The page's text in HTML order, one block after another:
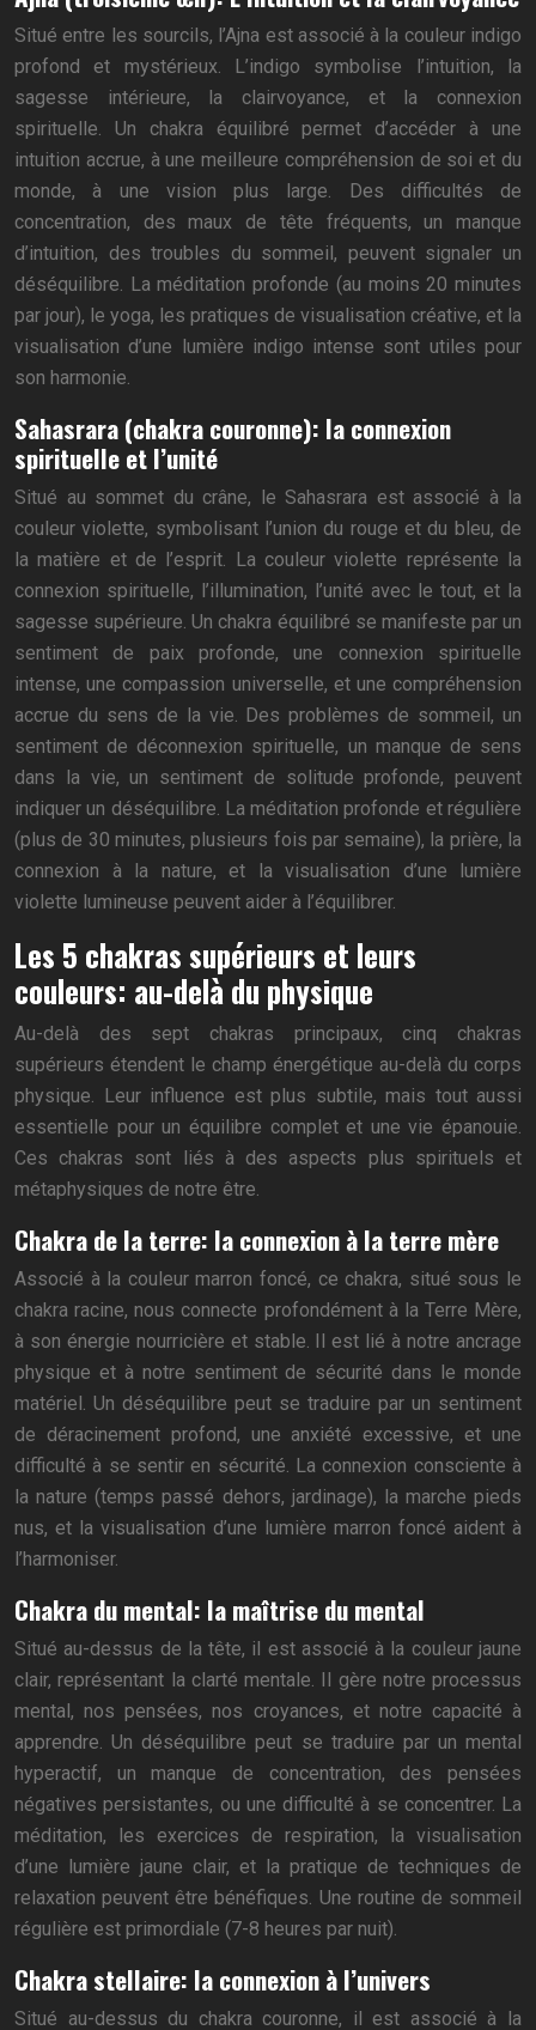
Situé entre les sourcils, l’Ajna est associé à la couleur indigo
profond et mystérieux. L’indigo symbolise l’intuition, la
sagesse intérieure, la clairvoyance, et la connexion
spirituelle. Un chakra équilibré permet d’accéder à une
intuition accrue, à une meilleure compréhension de soi et du
monde, à une vision plus large. Des difficultés de
concentration, des maux de tête fréquents, un manque
d’intuition, des troubles du sommeil, peuvent signaler un
déséquilibre. La méditation profonde (au moins 20 minutes
par jour), le yoga, les pratiques de visualisation créative, et la
visualisation d’une lumière indigo intense sont utiles pour
son harmonie.
Sahasrara (chakra couronne): la connexion
spirituelle et l’unité
Situé au sommet du crâne, le Sahasrara est associé à la
couleur violette, symbolisant l’union du rouge et du bleu, de
la matière et de l’esprit. La couleur violette représente la
connexion spirituelle, l’illumination, l’unité avec le tout, et la
sagesse supérieure. Un chakra équilibré se manifeste par un
sentiment de paix profonde, une connexion spirituelle
intense, une compassion universelle, et une compréhension
accrue du sens de la vie. Des problèmes de sommeil, un
sentiment de déconnexion spirituelle, un manque de sens
dans la vie, un sentiment de solitude profonde, peuvent
indiquer un déséquilibre. La méditation profonde et régulière
(plus de 30 minutes, plusieurs fois par semaine), la prière, la
connexion à la nature, et la visualisation d’une lumière
violette lumineuse peuvent aider à l’équilibrer.
Les 5 chakras supérieurs et leurs
couleurs: au-delà du physique
Au-delà des sept chakras principaux, cinq chakras
supérieurs étendent le champ énergétique au-delà du corps
physique. Leur influence est plus subtile, mais tout aussi
essentielle pour un équilibre complet et une vie épanouie.
Ces chakras sont liés à des aspects plus spirituels et
métaphysiques de notre être.
Chakra de la terre: la connexion à la terre mère
Associé à la couleur marron foncé, ce chakra, situé sous le
chakra racine, nous connecte profondément à la Terre Mère,
à son énergie nourricière et stable. Il est lié à notre ancrage
physique et à notre sentiment de sécurité dans le monde
matériel. Un déséquilibre peut se traduire par un sentiment
de déracinement profond, une anxiété excessive, et une
difficulté à se sentir en sécurité. La connexion consciente à
la nature (temps passé dehors, jardinage), la marche pieds
nus, et la visualisation d’une lumière marron foncé aident à
l’harmoniser.
Chakra du mental: la maîtrise du mental
Situé au-dessus de la tête, il est associé à la couleur jaune
clair, représentant la clarté mentale. Il gère notre processus
mental, nos pensées, nos croyances, et notre capacité à
apprendre. Un déséquilibre peut se traduire par un mental
hyperactif, un manque de concentration, des pensées
négatives persistantes, ou une difficulté à se concentrer. La
méditation, les exercices de respiration, la visualisation
d’une lumière jaune clair, et la pratique de techniques de
relaxation peuvent être bénéfiques. Une routine de sommeil
régulière est primordiale (7-8 heures par nuit).
Chakra stellaire: la connexion à l’univers
Situé au-dessus du chakra couronne, il est associé à la